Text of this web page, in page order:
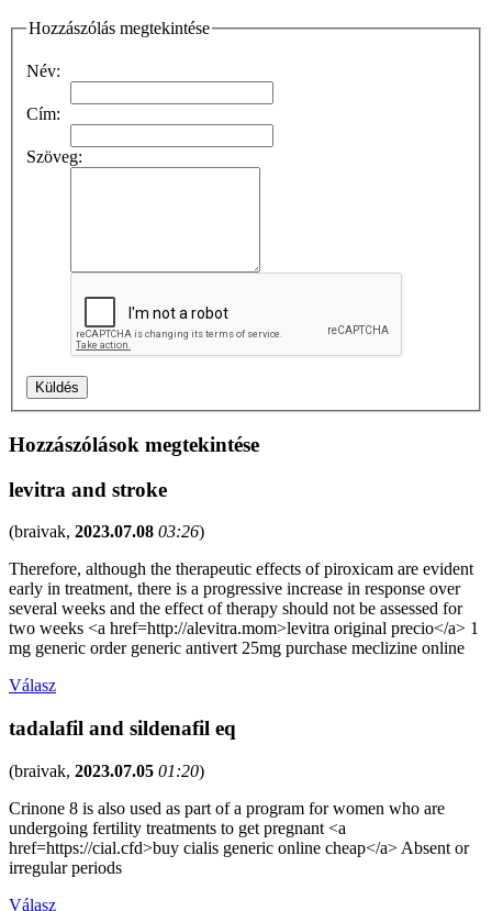
Hozzászólás megtekintése
Név:
Cím:
Szöveg:
Hozzászólások megtekintése
levitra and stroke
(braivak, 2023.07.08 03:26)
Therefore, although the therapeutic effects of piroxicam are evident
early in treatment, there is a progressive increase in response over
several weeks and the effect of therapy should not be assessed for
two weeks <a href=http://alevitra.mom>levitra original precio</a> 1
mg generic order generic antivert 25mg purchase meclizine online
Válasz
tadalafil and sildenafil eq
(braivak, 2023.07.05 01:20)
Crinone 8 is also used as part of a program for women who are
undergoing fertility treatments to get pregnant <a
href=https://cial.cfd>buy cialis generic online cheap</a> Absent or
irregular periods
Válasz